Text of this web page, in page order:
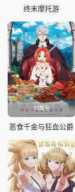
终末摩托游
12集全
恶食千金与狂血公爵